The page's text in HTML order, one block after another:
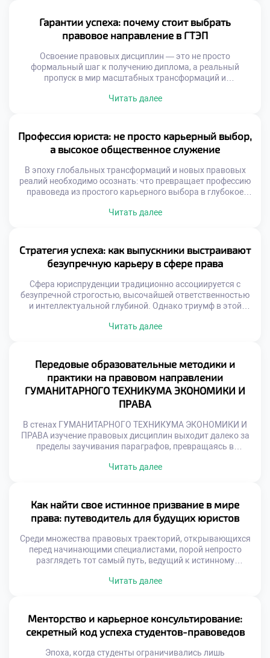
обучение в московском техникуме становится тем самым
надежным стартом, который позволяет будущим
экспертам не просто освоить нормы, […]
Гарантии успеха: почему стоит выбрать
правовое направление в ГТЭП
Освоение правовых дисциплин — это не просто
формальный шаг к получению диплома, а реальный
пропуск в мир масштабных трансформаций и
мастеров своего дела учащиеся прокачивают
юридическая практика. Именно поэтому качественное
обучение в московском техникуме становится той самой
надежной гарантией, которая […]
Читать далее
Профессия юриста: не просто карьерный выбор,
а высокое общественное служение
В эпоху глобальных трансформаций и новых правовых
реалий необходимо осознать: что превращает профессию
правоведа из простого карьерного выбора в глубокое
неизбежно приходим к пониманию фундаментальной
техникуме становится тем самым надежным
фундаментом, который позволяет будущим специалистам
[…]
Читать далее
Стратегия успеха: как выпускники выстраивают
безупречную карьеру в сфере права
Сфера юриспруденции традиционно ассоциируется с
безупречной строгостью, высочайшей ответственностью
и интеллектуальной глубиной. Однако триумф в этой
знаний законов, но и от таланта виртуозно применять их
надежным трамплином, который позволяет будущим
специалистам заложить фундамент для долгосрочного
профессионального […]
Читать далее
Передовые образовательные методики и
практики на правовом направлении
ГУМАНИТАРНОГО ТЕХНИКУМА ЭКОНОМИКИ И
ПРАВА
В стенах ГУМАНИТАРНОГО ТЕХНИКУМА ЭКОНОМИКИ И
ПРАВА изучение правовых дисциплин выходит далеко за
пределы заучивания параграфов, превращаясь в
юриспруденции. Учащиеся оказываются в среде, где
становится ступенью к будущему профессиональному
триумфу. Именно поэтому осознанная учеба в техникуме
здесь воспринимается не […]
Читать далее
Как найти свое истинное призвание в мире
права: путеводитель для будущих юристов
Среди множества правовых траекторий, открывающихся
перед начинающими специалистами, порой непросто
разглядеть тот самый путь, ведущий к истинному
нормативных актов, а живой, пульсирующий мир
надежным компасом, который помогает студентам не
только освоить законы, но и […]
Читать далее
Менторство и карьерное консультирование:
секретный код успеха студентов-правоведов
Эпоха, когда студенты ограничивались лишь